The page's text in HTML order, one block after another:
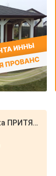
Прямоугольная беседка ПРИТЯЖЕНИЕ 4х8